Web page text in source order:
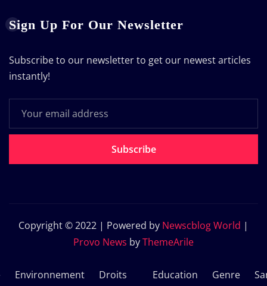
Sign Up For Our Newsletter
Subscribe to our newsletter to get our newest articles
instantly!
Subscribe
Copyright © 2022 | Powered by Newscblog World |
Provo News byThemeArile
Environnement
Droits
Education Genre